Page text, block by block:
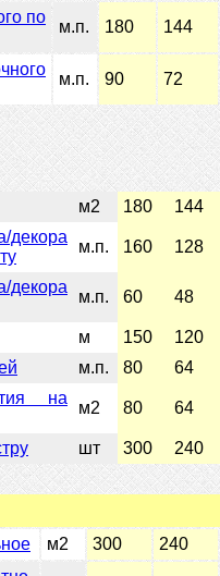
по
м.п. 180 144
м.п. 90 72
м2 180 144
декора
м.п. 160 128
декора
м.п. 60 48
м 150 120
м.п. 80 64
на
м2 80 64
шт 300 240
м2 300 240